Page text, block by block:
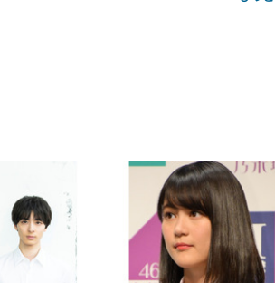
チェア 強化バックレスト 30度
ロッキング機能 人間工学 椅子
腰サポート 90度跳ね上げ式ア
ームレスト 3Dヘッドレスト
ハンガー付き 高反発クッショ
ン PCチェア 通気性メッシュ
￥7,680
ANDWINT オフィスチ
ア デスクチェア 肘な
ッシュ 通気性 ランバ
ポート付き 腰サポート
ス圧無段階昇降 360度
転 キャスター付き コ
クト 幅52×奥行58.5×高
84～96cm テレワーク
宅勤務 ブラック
￥4,139
HD（1920×1080）VA 非光
沢 HDMI/DisplayPort/VGA
スピーカー内蔵 高さ調整 ス
イベル VESA対応
ComfortView ビジネス向け
￥15,800
【MiniLED/24.5inch/280Hz/
GRAPHT THE SHOOTER
Gaming Monitor 24” Essential
ーミングモニター QD 24.5イ
1ms FHD 量子ドット 残像低減
年保証 | 輝点保証 | 日本メーカ
￥34,980
Smart Basic アイリスオーヤマ
ペットシーツ 超厚型 お徳用
ワイド 100枚入 (x 1) (ケース
販売)
￥3,670
アイリスオーヤマ ペッ
シーツ 超厚型 お徳用
ュラー 200枚入
【Amazon.co.jp限定】
￥3,731